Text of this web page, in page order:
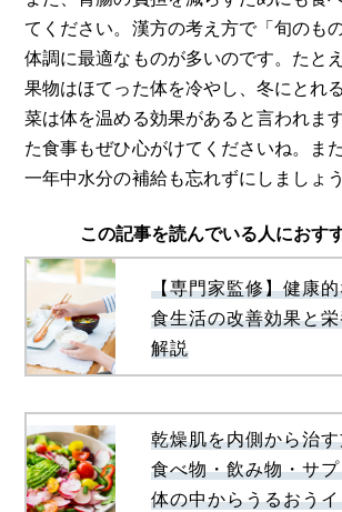
てください。漢方の考え方で「旬のも
体調に最適なものが多いのです。たと
果物はほてった体を冷やし、冬にとれ
菜は体を温める効果があると言われま
た食事もぜひ心がけてくださいね。ま
一年中水分の補給も忘れずにしましょう
この記事を読んでいる人におす
【専門家監修】健康
食生活の改善効果と
解説
乾燥肌を内側から治
食べ物・飲み物・サ
体の中からうるおう